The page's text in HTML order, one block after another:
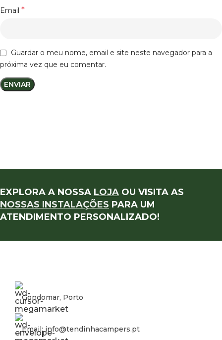
Email *
Guardar o meu nome, email e site neste navegador para a
próxima vez que eu comentar.
EXPLORA A NOSSA LOJA OU VISITA AS
NOSSAS INSTALAÇÕES PARA UM
ATENDIMENTO PERSONALIZADO!
Gondomar, Porto
Email: info@tendinhacampers.pt